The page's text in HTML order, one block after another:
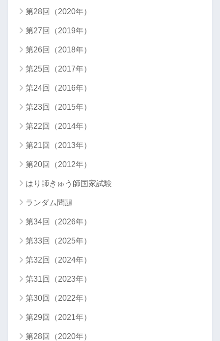
第28回（2020年）
第27回（2019年）
第26回（2018年）
第25回（2017年）
第24回（2016年）
第23回（2015年）
第22回（2014年）
第21回（2013年）
第20回（2012年）
はり師きゅう師国家試験
ランダム問題
第34回（2026年）
第33回（2025年）
第32回（2024年）
第31回（2023年）
第30回（2022年）
第29回（2021年）
第28回（2020年）